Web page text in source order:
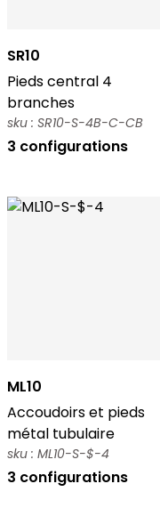
SR10
Pieds central 4
branches
sku : SR10-S-4B-C-CB
3 configurations
ML10
Accoudoirs et pieds
métal tubulaire
sku : ML10-S-$-4
3 configurations